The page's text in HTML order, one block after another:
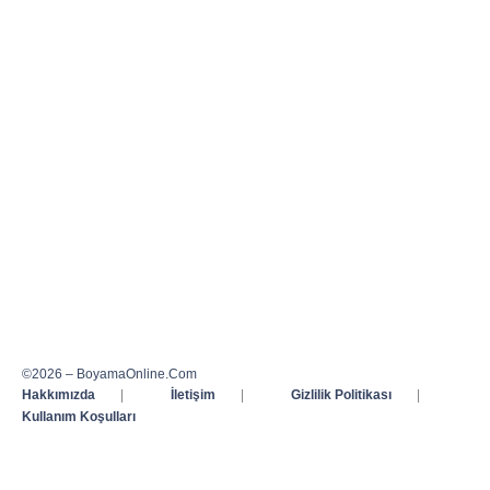
©2026 – BoyamaOnline.Com
Hakkımızda
| İletişim | Gizlilik Politikası
|
Kullanım Koşulları